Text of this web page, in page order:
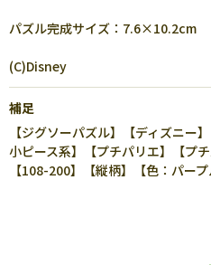
パズル完成サイズ：7.6×10.2cm
(C)Disney
補足
【ジグソーパズル】【ディズニー
小ピース系】【プチパリエ】【プ
【108-200】【縦柄】【色：パー